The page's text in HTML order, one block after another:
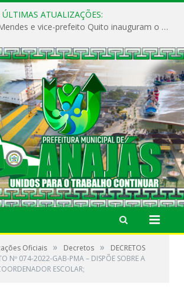
ÚLTIMAS ATUALIZAÇÕES:
Prefeito Vivaldo Mendes e vice-prefeito Quito inauguram o CAPS e fortalecem a saúde pública em Anajás.
Oficiais » Decretos »
DECRETOS
Nº 074-2022-GAB-PMA – DISPÕE SOBRE A
ESCOLAR;